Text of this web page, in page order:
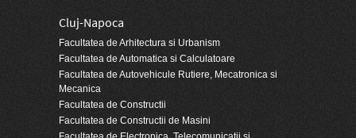
Cluj-Napoca
Facultatea de Arhitectura si Urbanism
Facultatea de Automatica si Calculatoare
Facultatea de Autovehicule Rutiere, Mecatronica si
Mecanica
Facultatea de Constructii
Facultatea de Constructii de Masini